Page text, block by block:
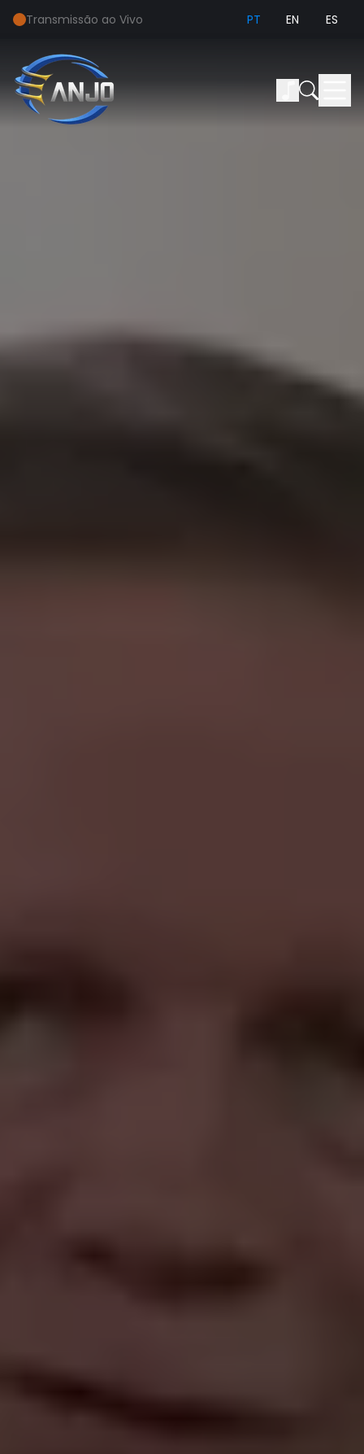
Transmissão ao Vivo PT EN ES